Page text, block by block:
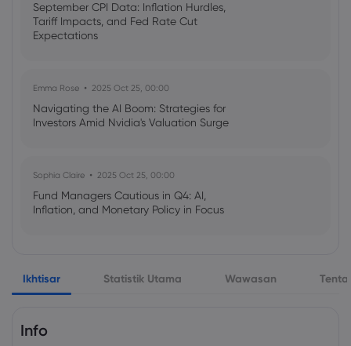
September CPI Data: Inflation Hurdles,
Tariff Impacts, and Fed Rate Cut
Expectations
Emma Rose 2025 Oct 25, 00:00
Navigating the AI Boom: Strategies for
Investors Amid Nvidia's Valuation Surge
Sophia Claire 2025 Oct 25, 00:00
Fund Managers Cautious in Q4: AI,
Inflation, and Monetary Policy in Focus
US Government Shutdown Threatens
October Inflation Data Release
Ikhtisar Statistik Utama Wawasan
Info